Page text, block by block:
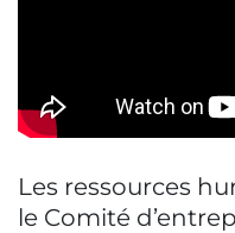
Les ressources
le Comité